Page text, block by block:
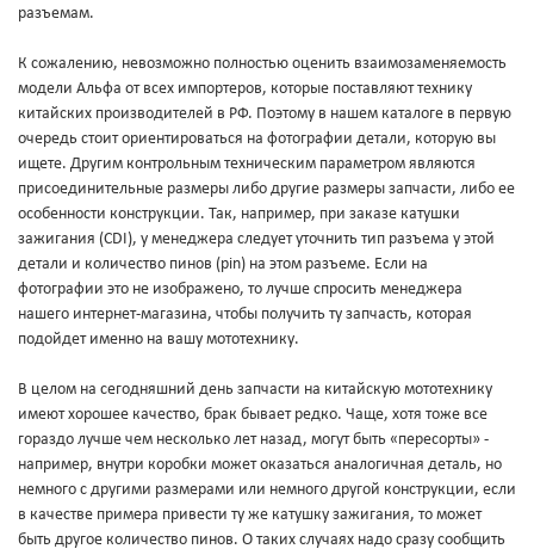
разъемам.
К сожалению, невозможно полностью оценить взаимозаменяемость
модели Альфа от всех импортеров, которые поставляют технику
китайских производителей в РФ. Поэтому в нашем каталоге в первую
очередь стоит ориентироваться на фотографии детали, которую вы
ищете. Другим контрольным техническим параметром являются
присоединительные размеры либо другие размеры запчасти, либо ее
особенности конструкции. Так, например, при заказе катушки
зажигания (CDI), у менеджера следует уточнить тип разъема у этой
детали и количество пинов (pin) на этом разъеме. Если на
фотографии это не изображено, то лучше спросить менеджера
нашего интернет-магазина, чтобы получить ту запчасть, которая
подойдет именно на вашу мототехнику.
В целом на сегодняшний день запчасти на китайскую мототехнику
имеют хорошее качество, брак бывает редко. Чаще, хотя тоже все
гораздо лучше чем несколько лет назад, могут быть «пересорты» -
например, внутри коробки может оказаться аналогичная деталь, но
немного с другими размерами или немного другой конструкции, если
в качестве примера привести ту же катушку зажигания, то может
быть другое количество пинов. О таких случаях надо сразу сообщить